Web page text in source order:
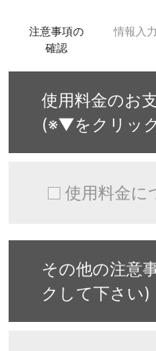
注意事項の
確認
情報入力
使用料金のお
(※▼をクリッ
使用料金に
その他の注
クして下さい)